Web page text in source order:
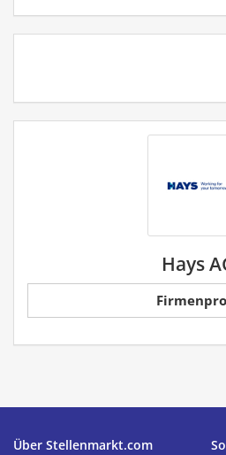
Hays
Über Stellenmarkt.com